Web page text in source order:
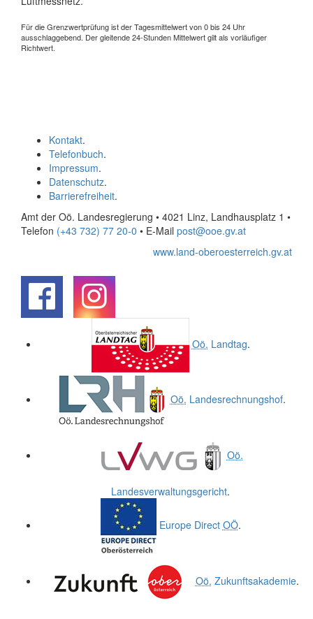
Für die Grenzwertprüfung ist der Tagesmittelwert von 0 bis 24 Uhr
ausschlaggebend. Der gleitende 24-Stunden Mittelwert gilt als vorläufiger
Richtwert.
Kontakt.
Telefonbuch.
Impressum.
Datenschutz.
Barrierefreiheit.
Amt der Oö. Landesregierung • 4021 Linz, Landhausplatz 1 •
Telefon (+43 732) 77 20-0 • E-Mail post@ooe.gv.at
www.land-oberoesterreich.gv.at
Oö. Landtag.
Oö. Landesrechnungshof.
Oö.
Landesverwaltungsgericht.
Europe Direct OÖ.
Oö. Zukunftsakademie.